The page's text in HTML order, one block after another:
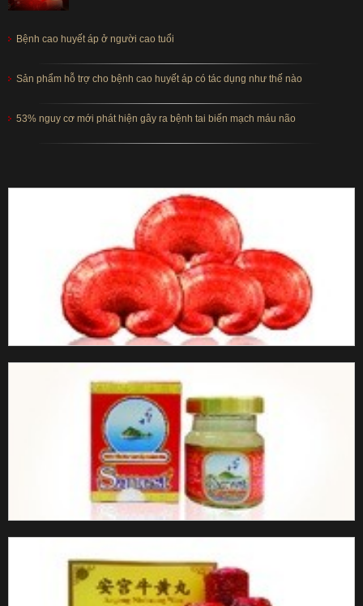
Bệnh cao huyết áp ở người cao tuổi
Sản phẩm hỗ trợ cho bệnh cao huyết áp có tác dụng như thế nào
53% nguy cơ mới phát hiện gây ra bệnh tai biến mạch máu não